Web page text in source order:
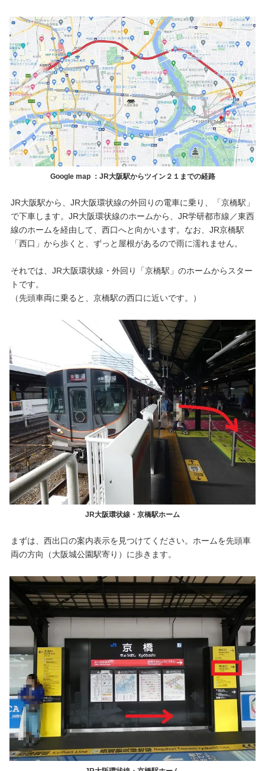
Google map ：JR大阪駅からツイン２１までの経路
JR大阪駅から、JR大阪環状線の外回りの電車に乗り、「京橋駅」
で下車します。JR大阪環状線のホームから、JR学研都市線／東西
線のホームを経由して、西口へと向かいます。なお、JR京橋駅
「西口」から歩くと、ずっと屋根があるので雨に濡れません。
それでは、JR大阪環状線・外回り「京橋駅」のホームからスター
トです。
（先頭車両に乗ると、京橋駅の西口に近いです。）
JR大阪環状線・京橋駅ホーム
まずは、西出口の案内表示を見つけてください。ホームを先頭車
両の方向（大阪城公園駅寄り）に歩きます。